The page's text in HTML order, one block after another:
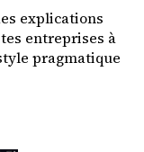
explications
entreprises à
pragmatique